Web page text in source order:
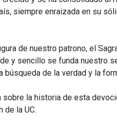
siempre enraizada en su
de nuestro patrono, el
y sencillo se funda nuestro
búsqueda de la verdad y la
sobre la historia de esta
de la UC.